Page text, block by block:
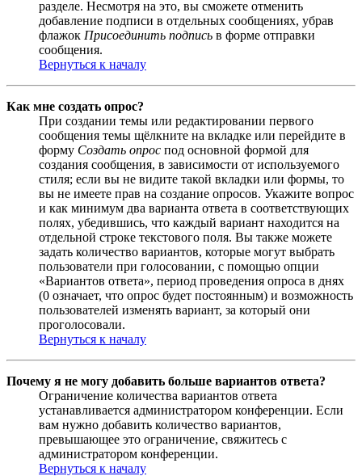
разделе. Несмотря на это, вы сможете отменить
добавление подписи в отдельных сообщениях, убрав
флажок Присоединить подпись в форме отправки
сообщения.
Вернуться к началу
Как мне создать опрос?
При создании темы или редактировании первого
сообщения темы щёлкните на вкладке или перейдите в
форму Создать опрос под основной формой для
создания сообщения, в зависимости от используемого
стиля; если вы не видите такой вкладки или формы, то
вы не имеете прав на создание опросов. Укажите вопрос
и как минимум два варианта ответа в соответствующих
полях, убедившись, что каждый вариант находится на
отдельной строке текстового поля. Вы также можете
задать количество вариантов, которые могут выбрать
пользователи при голосовании, с помощью опции
«Вариантов ответа», период проведения опроса в днях
(0 означает, что опрос будет постоянным) и возможность
пользователей изменять вариант, за который они
проголосовали.
Вернуться к началу
Почему я не могу добавить больше вариантов ответа?
Ограничение количества вариантов ответа
устанавливается администратором конференции. Если
вам нужно добавить количество вариантов,
превышающее это ограничение, свяжитесь с
администратором конференции.
Вернуться к началу